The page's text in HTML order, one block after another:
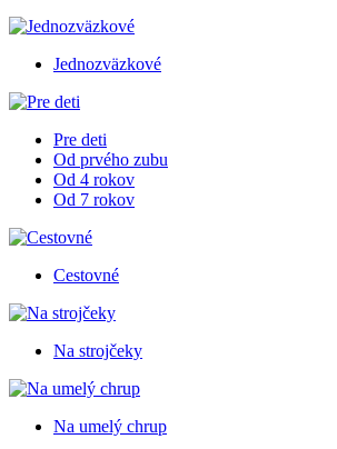
Jednozväzkové
Pre deti
Od prvého zubu
Od 4 rokov
Od 7 rokov
Cestovné
Na strojčeky
Na umelý chrup